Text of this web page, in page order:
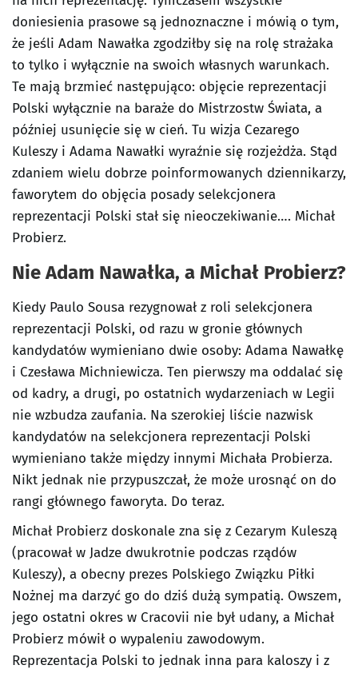
doniesienia prasowe są jednoznaczne i mówią o tym,
że jeśli Adam Nawałka zgodziłby się na rolę strażaka
to tylko i wyłącznie na swoich własnych warunkach.
Te mają brzmieć następująco: objęcie reprezentacji
Polski wyłącznie na baraże do Mistrzostw Świata, a
później usunięcie się w cień. Tu wizja Cezarego
Kuleszy i Adama Nawałki wyraźnie się rozjeżdża. Stąd
zdaniem wielu dobrze poinformowanych dziennikarzy,
faworytem do objęcia posady selekcjonera
reprezentacji Polski stał się nieoczekiwanie…. Michał
Probierz.
Nie Adam Nawałka, a Michał Probierz?
Kiedy Paulo Sousa rezygnował z roli selekcjonera
reprezentacji Polski, od razu w gronie głównych
kandydatów wymieniano dwie osoby: Adama Nawałkę
i Czesława Michniewicza. Ten pierwszy ma oddalać się
od kadry, a drugi, po ostatnich wydarzeniach w Legii
nie wzbudza zaufania. Na szerokiej liście nazwisk
kandydatów na selekcjonera reprezentacji Polski
wymieniano także między innymi Michała Probierza.
Nikt jednak nie przypuszczał, że może urosnąć on do
rangi głównego faworyta. Do teraz.
Michał Probierz doskonale zna się z Cezarym Kuleszą
(pracował w Jadze dwukrotnie podczas rządów
Kuleszy), a obecny prezes Polskiego Związku Piłki
Nożnej ma darzyć go do dziś dużą sympatią. Owszem,
jego ostatni okres w Cracovii nie był udany, a Michał
Probierz mówił o wypaleniu zawodowym.
Reprezentacja Polski to jednak inna para kaloszy i z